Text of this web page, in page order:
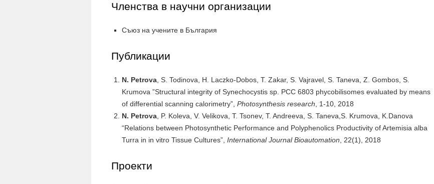
Членства в научни организации
Съюз на учените в България
Публикации
N. Petrova , S. Todinova, H. Laczko-Dobos, T. Zakar, S. Vajravel, S. Taneva, Z. Gombos, S.
Krumova ”Structural integrity of Synechocystis sp. PCC 6803 phycobilisomes evaluated by means
of differential scanning calorimetry”, Photosynthesis research , 1-10, 2018
N. Petrova , P. Koleva, V. Velikova, T. Tsonev, T. Andreeva, S. Taneva,S. Krumova, K.Danova
“Relations between Photosynthetic Performance and Polyphenolics Productivity of Artemisia alba
Turra in in vitro Tissue Cultures”, International Journal Bioautomation , 22(1), 2018
Проекти